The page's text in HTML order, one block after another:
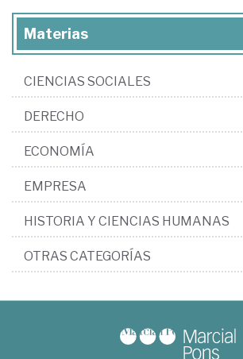
Materias
CIENCIAS SOCIALES
DERECHO
ECONOMÍA
EMPRESA
HISTORIA Y CIENCIAS HUMANAS
OTRAS CATEGORÍAS